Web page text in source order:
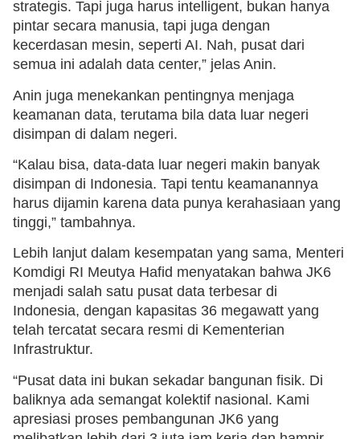
strategis. Tapi juga harus intelligent, bukan hanya
pintar secara manusia, tapi juga dengan
kecerdasan mesin, seperti AI. Nah, pusat dari
semua ini adalah data center,” jelas Anin.
Anin juga menekankan pentingnya menjaga
keamanan data, terutama bila data luar negeri
disimpan di dalam negeri.
“Kalau bisa, data-data luar negeri makin banyak
disimpan di Indonesia. Tapi tentu keamanannya
harus dijamin karena data punya kerahasiaan yang
tinggi,” tambahnya.
Lebih lanjut dalam kesempatan yang sama, Menteri
Komdigi RI Meutya Hafid menyatakan bahwa JK6
menjadi salah satu pusat data terbesar di
Indonesia, dengan kapasitas 36 megawatt yang
telah tercatat secara resmi di Kementerian
Infrastruktur.
“Pusat data ini bukan sekadar bangunan fisik. Di
baliknya ada semangat kolektif nasional. Kami
apresiasi proses pembangunan JK6 yang